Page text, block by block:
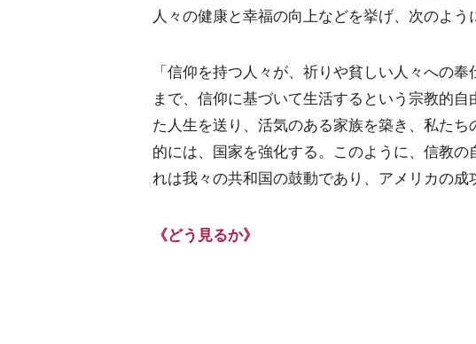
人々の健康と幸福の向上などを挙げ、次のよう
「信仰を持つ人々が、祈りや貧しい人々への
まで、信仰に基づいて生活するという宗教的
た人生を送り、活気のある家族を築き、私た
的には、国家を強化する。このように、信教
れは我々の共和国の鼓動であり、アメリカの成
《どう見るか》